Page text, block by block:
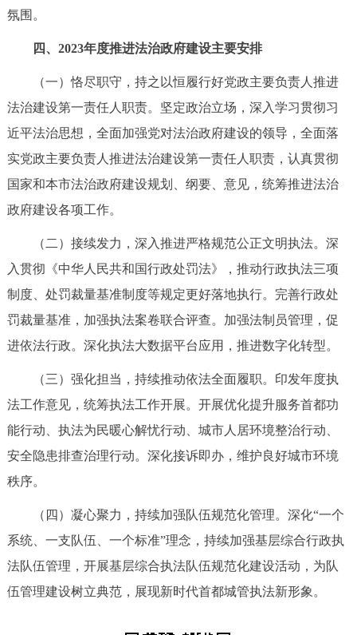
氛围。
四、2023年度推进法治政府建设主要安排
（一）恪尽职守，持之以恒履行好党政主要负责人推进
法治建设第一责任人职责。坚定政治立场，深入学习贯彻习
近平法治思想，全面加强党对法治政府建设的领导，全面落
实党政主要负责人推进法治建设第一责任人职责，认真贯彻
国家和本市法治政府建设规划、纲要、意见，统筹推进法治
政府建设各项工作。
（二）接续发力，深入推进严格规范公正文明执法。深
入贯彻《中华人民共和国行政处罚法》，推动行政执法三项
制度、处罚裁量基准制度等规定更好落地执行。完善行政处
罚裁量基准，加强执法案卷联合评查。加强法制员管理，促
进依法行政。深化执法大数据平台应用，推进数字化转型。
（三）强化担当，持续推动依法全面履职。印发年度执
法工作意见，统筹执法工作开展。开展优化提升服务首都功
能行动、执法为民暖心解忧行动、城市人居环境整治行动、
安全隐患排查治理行动。深化接诉即办，维护良好城市环境
秩序。
（四）凝心聚力，持续加强队伍规范化管理。深化“一个
系统、一支队伍、一个标准”理念，持续加强基层综合行政执
法队伍管理，开展基层综合执法队伍规范化建设活动，为队
伍管理建设树立典范，展现新时代首都城管执法新形象。